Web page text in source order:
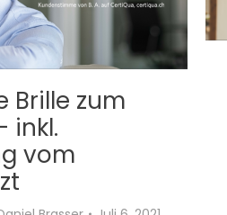
Brille zum
inkl.
vom